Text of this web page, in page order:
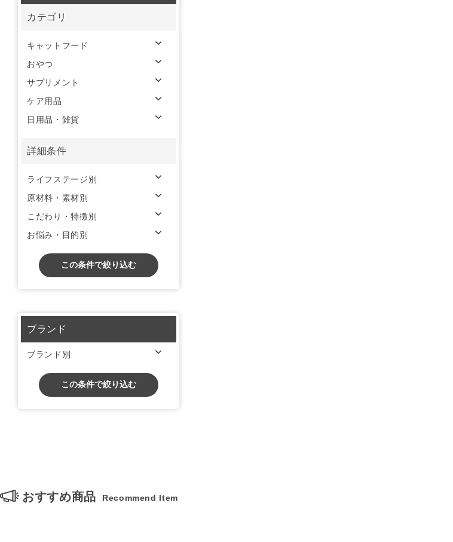
カテゴリ
キャットフード
おやつ
サプリメント
ケア用品
日用品・雑貨
詳細条件
ライフステージ別
原材料・素材別
こだわり・特徴別
お悩み・目的別
この条件で絞り込む
ブランド
ブランド別
この条件で絞り込む
おすすめ商品 Recommend Item